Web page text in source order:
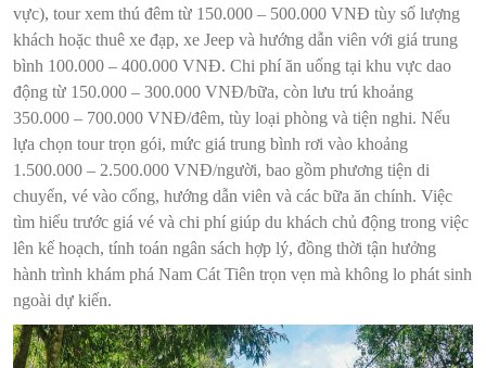
vực), tour xem thú đêm từ 150.000 – 500.000 VNĐ tùy số lượng
khách hoặc thuê xe đạp, xe Jeep và hướng dẫn viên với giá trung
bình 100.000 – 400.000 VNĐ. Chi phí ăn uống tại khu vực dao
động từ 150.000 – 300.000 VNĐ/bữa, còn lưu trú khoảng
350.000 – 700.000 VNĐ/đêm, tùy loại phòng và tiện nghi. Nếu
lựa chọn tour trọn gói, mức giá trung bình rơi vào khoảng
1.500.000 – 2.500.000 VNĐ/người, bao gồm phương tiện di
chuyển, vé vào cổng, hướng dẫn viên và các bữa ăn chính. Việc
tìm hiểu trước giá vé và chi phí giúp du khách chủ động trong việc
lên kế hoạch, tính toán ngân sách hợp lý, đồng thời tận hưởng
hành trình khám phá Nam Cát Tiên trọn vẹn mà không lo phát sinh
ngoài dự kiến.